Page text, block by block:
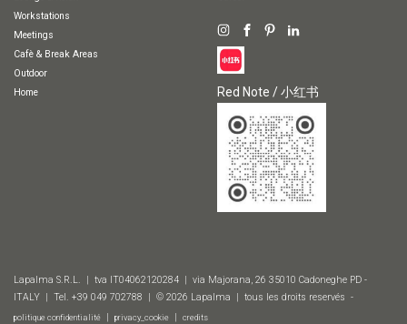
Workstations
Meetings
Cafè & Break Areas
Outdoor
Home
Red Note / 小红书
Lapalma S.R.L. | tva IT04062120284 | via Majorana, 26 35010 Cadoneghe PD -
ITALY | Tel. +39 049 702788 | © 2026 Lapalma | tous les droits reservés -
politique confidentialité | privacy_cookie | credits